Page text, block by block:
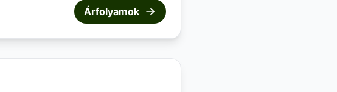
Árfolyamok